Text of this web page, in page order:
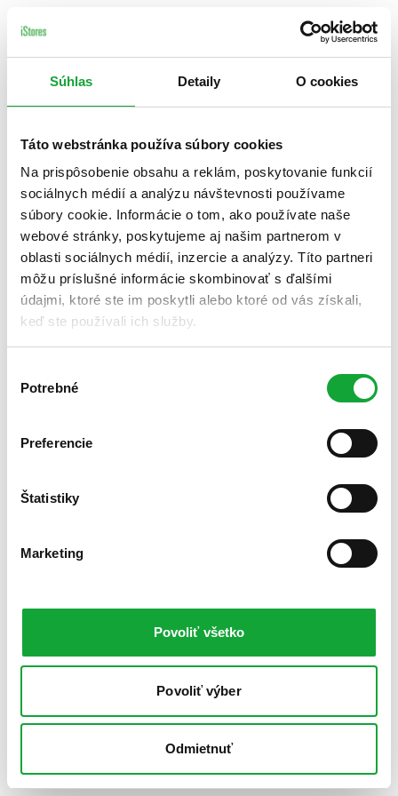
Súhlas Detaily O cookies
Táto webstránka používa súbory cookies
Na prispôsobenie obsahu a reklám, poskytovanie funkcií
sociálnych médií a analýzu návštevnosti používame
súbory cookie. Informácie o tom, ako používate naše
webové stránky, poskytujeme aj našim partnerom v
oblasti sociálnych médií, inzercie a analýzy. Títo partneri
môžu príslušné informácie skombinovať s ďalšími
údajmi, ktoré ste im poskytli alebo ktoré od vás získali,
keď ste používali ich služby.
súhlasu
Potrebné
Preferencie
Štatistiky
Marketing
Povoliť všetko
Povoliť výber
Odmietnuť